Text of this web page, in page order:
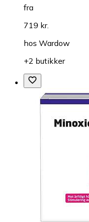
fra
719 kr.
hos Wardow
+2 butikker